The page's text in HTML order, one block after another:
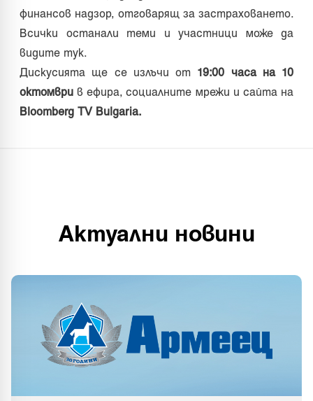
финaнcoв нaдзop, oтгoвapящ зa зacтpaxoвaнeтo.
Всички останали теми и участници може да
видите тук.
Дискусията ще се излъчи от 19:00 часа на 10
октомври в ефира, социалните мрежи и сайта на
Bloomberg TV Bulgaria.
Актуални новини